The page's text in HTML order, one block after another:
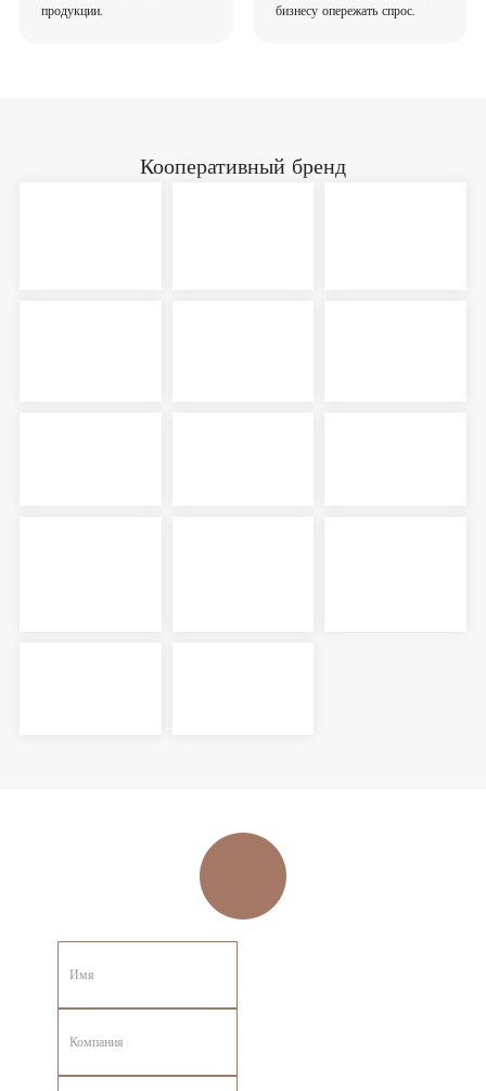
продукции.
бизнесу опережать спрос.
Кооперативный бренд